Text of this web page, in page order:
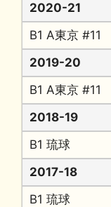
2020-21
B1 A東京 #11
2019-20
B1 A東京 #11
2018-19
B1 琉球
2017-18
B1 琉球